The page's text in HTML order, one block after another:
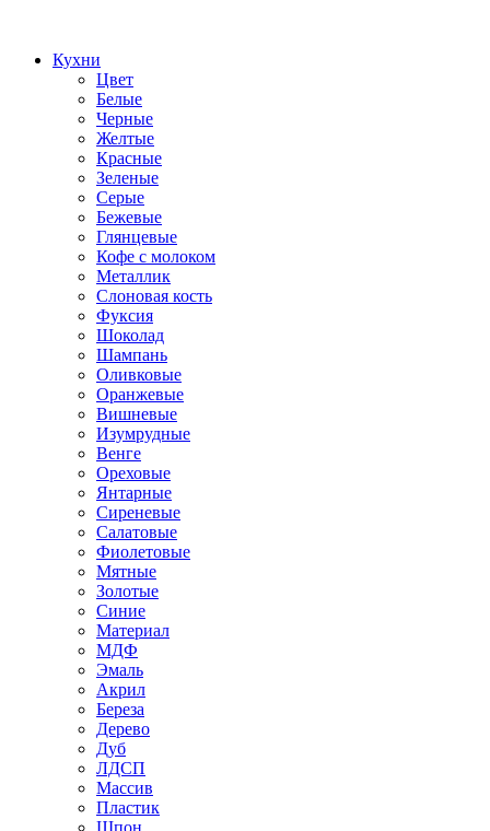
Кухни
Цвет
Белые
Черные
Желтые
Красные
Зеленые
Серые
Бежевые
Глянцевые
Кофе с молоком
Металлик
Слоновая кость
Фуксия
Шоколад
Шампань
Оливковые
Оранжевые
Вишневые
Изумрудные
Венге
Ореховые
Янтарные
Сиреневые
Салатовые
Фиолетовые
Мятные
Золотые
Синие
Материал
МДФ
Эмаль
Акрил
Береза
Дерево
Дуб
ЛДСП
Массив
Пластик
Шпон